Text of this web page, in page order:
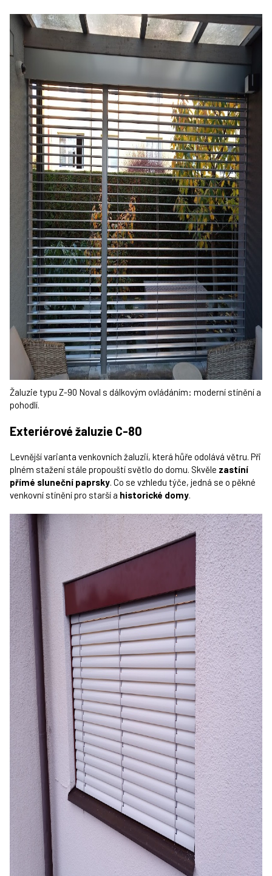
Žaluzie typu Z-90 Noval s dálkovým ovládáním: moderní stínění a
pohodlí.
Exteriérové žaluzie C-80
Levnější varianta venkovních žaluzií, která hůře odolává větru. Při
plném stažení stále propouští světlo do domu. Skvěle zastíní
přímé sluneční paprsky. Co se vzhledu týče, jedná se o pěkné
venkovní stínění pro starší a historické domy.